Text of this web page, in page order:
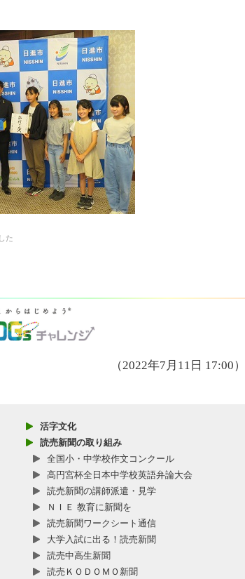
た
（2022年7月11日 17:00）
活字文化
読売新聞の取り組み
全国小・中学校作文コンクール
高円宮杯全日本中学校英語弁論大会
読売新聞の講師派遣・見学
ＮＩＥ 教育に新聞を
読売新聞ワークシート通信
大学入試に出る！読売新聞
読売中高生新聞
読売ＫＯＤＯＭＯ新聞